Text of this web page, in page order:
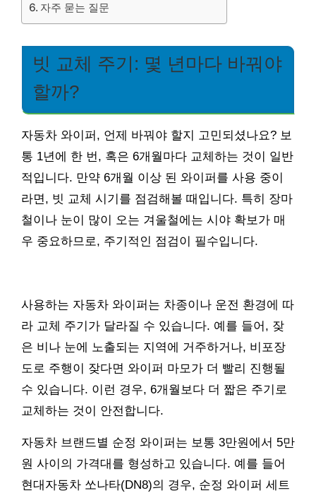
자주 묻는 질문
빗 교체 주기: 몇 년마다 바꿔야
할까?
자동차 와이퍼, 언제 바꿔야 할지 고민되셨나요? 보
통 1년에 한 번, 혹은 6개월마다 교체하는 것이 일반
적입니다. 만약 6개월 이상 된 와이퍼를 사용 중이
라면, 빗 교체 시기를 점검해볼 때입니다. 특히 장마
철이나 눈이 많이 오는 겨울철에는 시야 확보가 매
우 중요하므로, 주기적인 점검이 필수입니다.
사용하는 자동차 와이퍼는 차종이나 운전 환경에 따
라 교체 주기가 달라질 수 있습니다. 예를 들어, 잦
은 비나 눈에 노출되는 지역에 거주하거나, 비포장
도로 주행이 잦다면 와이퍼 마모가 더 빨리 진행될
수 있습니다. 이런 경우, 6개월보다 더 짧은 주기로
교체하는 것이 안전합니다.
자동차 브랜드별 순정 와이퍼는 보통 3만원에서 5만
원 사이의 가격대를 형성하고 있습니다. 예를 들어
현대자동차 쏘나타(DN8)의 경우, 순정 와이퍼 세트